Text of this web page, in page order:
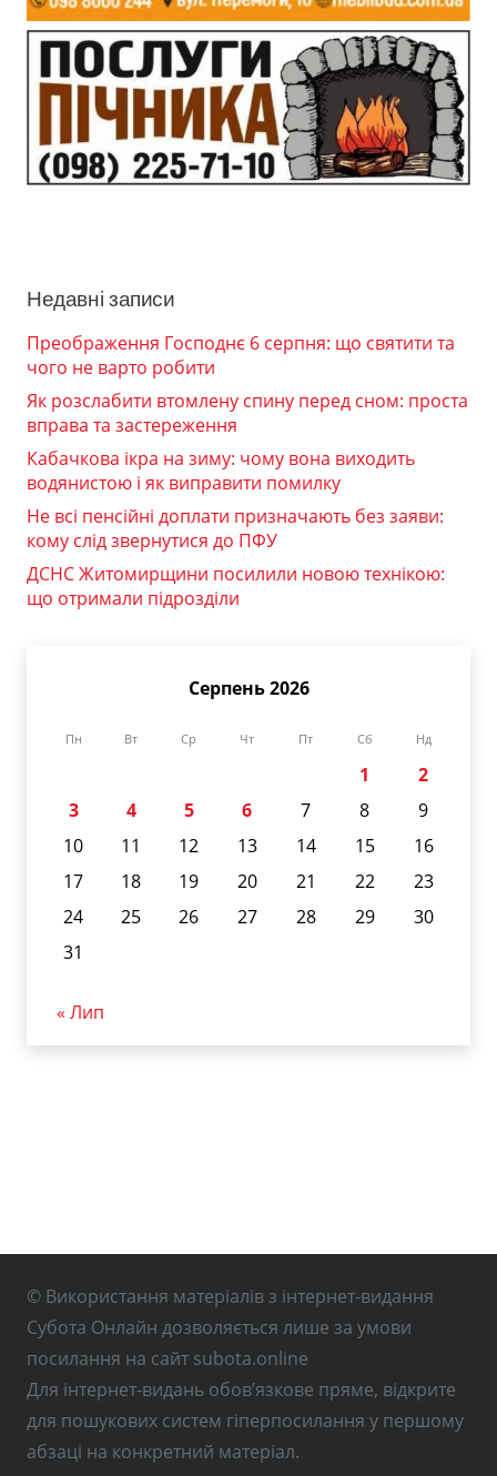
Недавні записи
Преображення Господнє 6 серпня: що святити та
чого не варто робити
Як розслабити втомлену спину перед сном: проста
вправа та застереження
Кабачкова ікра на зиму: чому вона виходить
водянистою і як виправити помилку
Не всі пенсійні доплати призначають без заяви:
кому слід звернутися до ПФУ
ДСНС Житомирщини посилили новою технікою:
що отримали підрозділи
Серпень 2026
Пн Вт Ср Чт Пт Сб Нд
1
2
3
4 5 6 7 8
9
10
11 12 13 14 15
16
17
18 19 20 21 22
23
24
25 26 27 28 29
30
31
« Лип
© Використання матеріалів з інтернет-видання
Субота Онлайн дозволяється лише за умови
посилання на сайт subota.online
Для інтернет-видань обов’язкове пряме, відкрите
для пошукових систем гіперпосилання у першому
абзаці на конкретний матеріал.